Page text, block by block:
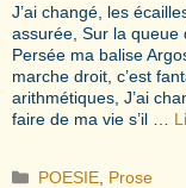
J’ai changé, les
assurée, Sur la queue
Persée ma balise
marche droit, c’est
arithmétiques, J’ai
faire de ma vie s’il …
Catégories
POESIE Prose